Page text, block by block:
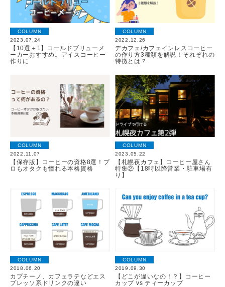
COLUMN
2023.07.24
【10選＋1】コールドブリューメ
ーカーおすすめ。アイスコーヒー
作りに
COLUMN
2022.12.26
デカフェ/カフェインレスコーヒー
の作り方3種類を解説！それぞれの
特徴とは？
COLUMN
2022.11.07
【保存版】コーヒーの資格8選！プ
ロもオタクも憧れる本格資格
COLUMN
2023.05.22
【札幌夜カフェ】コーヒー屋さん
特集②【18時以降営業・駐車場有
り】
COLUMN
2018.06.20
カプチーノ、カフェラテなどエス
プレッソ系ドリンクの違い
COLUMN
2019.09.30
【どこが違いなの！？】コーヒー
カップ vs ティーカップ